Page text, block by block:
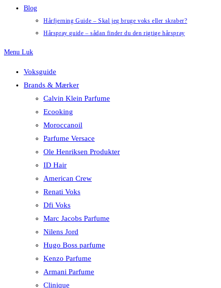
Blog
Hårfjerning Guide – Skal jeg bruge voks eller skraber?
Hårspray guide – sådan finder du den rigtige hårspray
Menu Luk
Voksguide
Brands & Mærker
Calvin Klein Parfume
Ecooking
Moroccanoil
Parfume Versace
Ole Henriksen Produkter
ID Hair
American Crew
Renati Voks
Dfi Voks
Marc Jacobs Parfume
Nilens Jord
Hugo Boss parfume
Kenzo Parfume
Armani Parfume
Clinique